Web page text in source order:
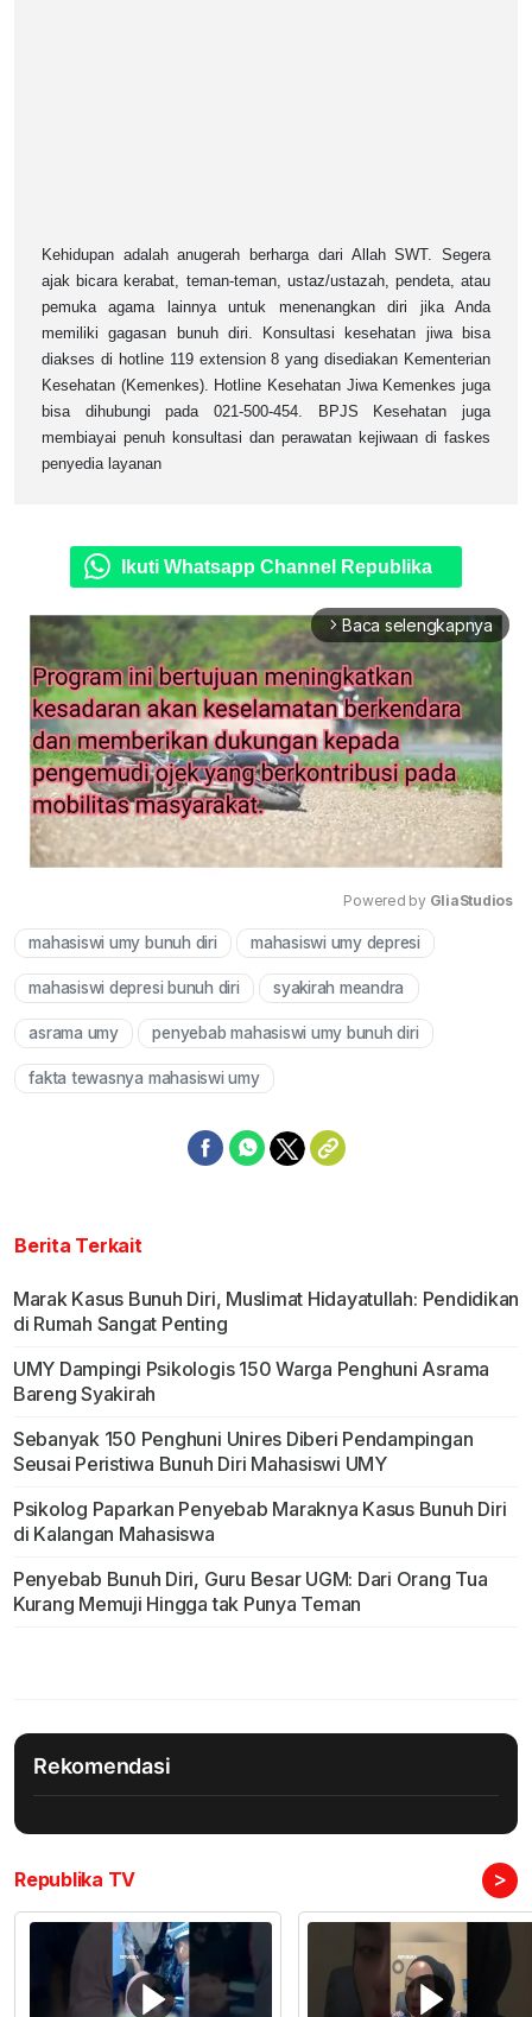
Kehidupan adalah anugerah berharga dari Allah SWT. Segera
ajak bicara kerabat, teman-teman, ustaz/ustazah, pendeta, atau
pemuka agama lainnya untuk menenangkan diri jika Anda
memiliki gagasan bunuh diri. Konsultasi kesehatan jiwa bisa
diakses di hotline 119 extension 8 yang disediakan Kementerian
Kesehatan (Kemenkes). Hotline Kesehatan Jiwa Kemenkes juga
bisa dihubungi pada 021-500-454. BPJS Kesehatan juga
membiayai penuh konsultasi dan perawatan kejiwaan di faskes
penyedia layanan
Ikuti Whatsapp Channel Republika
arrow_forward_ios Baca selengkapnya
Mute
Powered by GliaStudios
mahasiswi umy bunuh diri mahasiswi umy depresi
mahasiswi depresi bunuh diri syakirah meandra
asrama umy penyebab mahasiswi umy bunuh diri
fakta tewasnya mahasiswi umy
Berita Terkait
Marak Kasus Bunuh Diri, Muslimat Hidayatullah: Pendidikan
di Rumah Sangat Penting
UMY Dampingi Psikologis 150 Warga Penghuni Asrama
Bareng Syakirah
Sebanyak 150 Penghuni Unires Diberi Pendampingan
Seusai Peristiwa Bunuh Diri Mahasiswi UMY
Psikolog Paparkan Penyebab Maraknya Kasus Bunuh Diri
di Kalangan Mahasiswa
Penyebab Bunuh Diri, Guru Besar UGM: Dari Orang Tua
Kurang Memuji Hingga tak Punya Teman
Rekomendasi
Republika TV >